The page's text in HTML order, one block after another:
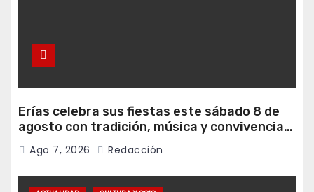
Erías celebra sus fiestas este sábado 8 de
agosto con tradición, música y convivencia
vecinal
Ago 7, 2026 Redacción